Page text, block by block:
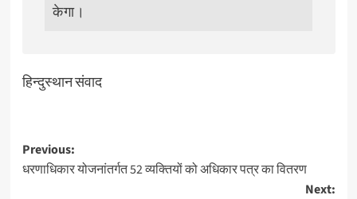
केगा।
हिन्दुस्थान संवाद
Post
navigation
Previous:
धरणाधिकार योजनांतर्गत 52 व्यक्तियों को अधिकार पत्र का वितरण
Next: